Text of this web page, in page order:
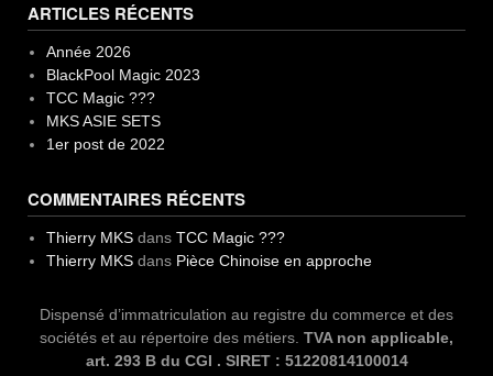
ARTICLES RÉCENTS
Année 2026
BlackPool Magic 2023
TCC Magic ???
MKS ASIE SETS
1er post de 2022
COMMENTAIRES RÉCENTS
Thierry MKSdans TCC Magic ???
Thierry MKSdans Pièce Chinoise en approche
Dispensé d’immatriculation au registre du commerce et des
sociétés et au répertoire des métiers. TVA non applicable,
art. 293 B du CGI . SIRET : 51220814100014